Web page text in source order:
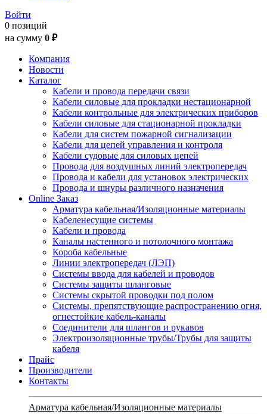
Войти
0 позиций
на сумму 0 ₽
Компания
Новости
Каталог
Кабели и провода передачи связи
Кабели силовые для прокладки нестационарной
Кабели контрольные для электрических приборов
Кабели силовые для стационарной прокладки
Кабели для систем пожарной сигнализации
Кабели для цепей управления и контроля
Кабели судовые для силовых цепей
Провода для воздушных линий электропередач
Провода и кабели для установок электрических
Провода и шнуры различного назначения
Online Заказ
Арматура кабельная/Изоляционные материалы
Кабеленесущие системы
Кабели и провода
Каналы настенного и потолочного монтажа
Короба кабельные
Линии электропередач (ЛЭП)
Системы ввода для кабелей и проводов
Системы защиты шланговые
Системы скрытой проводки под полом
Системы, препятствующие распространению огня,
огнестойкие кабель-каналы
Соединители для шлангов и рукавов
Электроизоляционные трубы/Трубы для защиты
кабеля
Прайс
Производители
Контакты
Арматура кабельная/Изоляционные материалы